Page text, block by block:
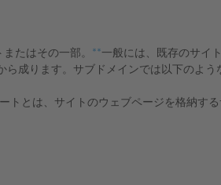
たはその一部。 **一般には、既存のサイ
成ります。サブドメインでは以下のよう
トとは、サイトのウェブページを格納する